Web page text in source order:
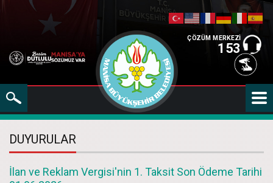
ÇÖZÜM MERKEZİ
153
DUYURULAR
İlan ve Reklam Vergisi'nin 1. Taksit Son Ödeme Tarihi